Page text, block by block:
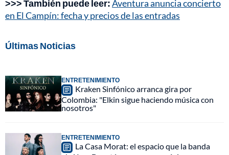
>>> También puede leer:Aventura anuncia concierto
en El Campín: fecha y precios de las entradas
Últimas Noticias
ENTRETENIMIENTO
Kraken Sinfónico arranca gira por
Colombia: "Elkin sigue haciendo música con
nosotros"
ENTRETENIMIENTO
La Casa Morat: el espacio que la banda